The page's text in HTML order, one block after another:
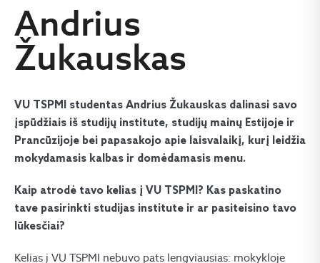
Andrius
Žukauskas
VU TSPMI studentas Andrius Žukauskas dalinasi savo
įspūdžiais iš studijų institute, studijų mainų Estijoje ir
Prancūzijoje bei papasakojo apie laisvalaikį, kurį leidžia
mokydamasis kalbas ir domėdamasis menu.
Kaip atrodė tavo kelias į VU TSPMI? Kas paskatino
tave pasirinkti studijas institute ir ar pasiteisino tavo
lūkesčiai?
Kelias į VU TSPMI nebuvo pats lengviausias: mokykloje